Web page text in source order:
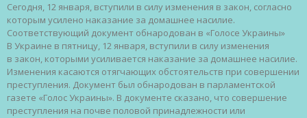
Сегодня, 12 января, вступили в силу изменения в закон, согласно
которым усилено наказание за домашнее насилие.
Соответствующий документ обнародован в «Голосе Украины»
В Украине в пятницу, 12 января, вступили в силу изменения
в закон, которыми усиливается наказание за домашнее насилие.
Изменения касаются отягчающих обстоятельств при совершении
преступления. Документ был обнародован в парламентской
газете «Голос Украины». В документе сказано, что совершение
преступления на почве половой принадлежности или